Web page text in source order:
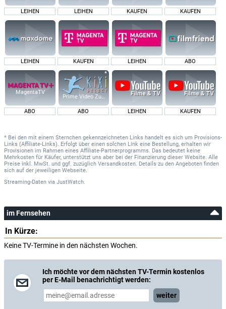
LEIHEN LEIHEN KAUFEN KAUFEN
LEIHEN KAUFEN LEIHEN ABO
MagentaTV
ABO
Prime Video Zusatz-Kanäle
ABO LEIHEN KAUFEN
* Bei den mit einem Sternchen gekennzeichneten Links handelt es sich um Provisions-
Links (Affiliate-Links). Erfolgt über einen solchen Link eine Bestellung, erhalten wir
Provisionen im Rahmen eines Affiliate-Partnerprogramms. Das bedeutet keine
Mehrkosten für Käufer, unterstützt uns aber bei der Finanzierung dieser Website. Alle
Preise inkl. MwSt. und ggf. zuzüglich Versandkosten. Details zu den Angeboten finden
sich auf der jeweiligen Webseite.
Streaming-Daten via JustWatch.
im Fernsehen
In Kürze:
Keine TV-Termine in den nächsten Wochen.
Ich möchte vor dem nächsten TV-Termin kostenlos
per E-Mail benachrichtigt werden:
weiter